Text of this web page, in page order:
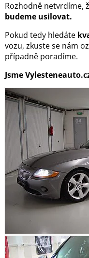
Rozhodně netvrdíme,
budeme usilovat.
Pokud tedy hledáte
vozu, zkuste se nám
případně poradíme.
Jsme